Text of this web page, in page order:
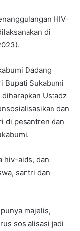
HIV-
di
Dadang
Bupati Sukabumi
diharapkan Ustadz
dan
di pesantren dan
hiv-aids, dan
santri dan
majelis,
sosialisasi jadi